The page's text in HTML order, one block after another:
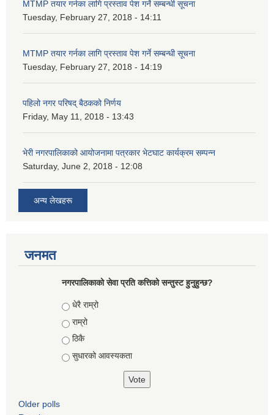
MTMP तयार गर्नका लागि प्रस्ताव पेश गर्ने सम्बन्धी सूचना
Tuesday, February 27, 2018 - 14:11
MTMP तयार गर्नका लागि प्रस्ताव पेश गर्ने सम्बन्धी सूचना
Tuesday, February 27, 2018 - 14:19
पहिलो नगर परिषद् बैठकको निर्णय
Friday, May 11, 2018 - 13:43
भेरी नगरपालिकाको आयोजनामा पत्रकार भेटघाट कार्यक्रम सम्पन्न
Saturday, June 2, 2018 - 12:08
अन्य लेखहरू
जनमत
नगरपालिकाको सेवा प्रति कत्तिको सन्तुस्ट हुनुहुन्छ?
Choices
धेरै राम्रो
राम्रो
ठिकै
सुधारको आवस्यकता
Older polls